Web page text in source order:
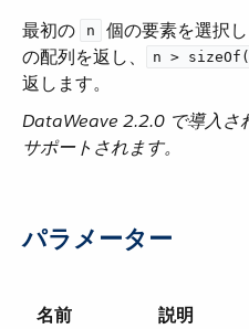
最初の ​ n 個の要素を選択し
の配列を返し、​
n >
返します。
DataWeave 2.2.0 で導入さ
サポートされます。
パラメーター
名前 説明